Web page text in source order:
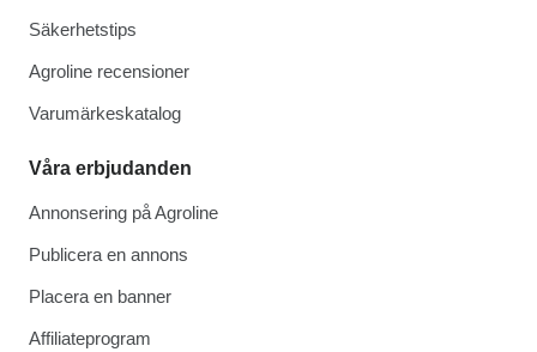
Säkerhetstips
Agroline recensioner
Varumärkeskatalog
Våra erbjudanden
Annonsering på Agroline
Publicera en annons
Placera en banner
Affiliateprogram